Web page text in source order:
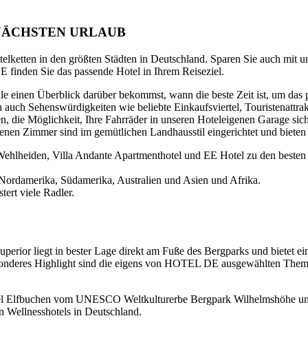
URLAUB
in den größten Städten in Deutschland. Sparen Sie auch mit
Sie das passende Hotel in Ihrem Reiseziel.
einen Überblick darüber bekommst, wann die beste Zeit ist, um
Sehenswürdigkeiten wie beliebte Einkaufsviertel,
die Möglichkeit, Ihre Fahrräder in unseren Hoteleigenen Garage
Zimmer sind im gemütlichen Landhausstil eingerichtet und
Villa Andante Apartmenthotel und EE Hotel zu den
Südamerika, Australien und Asien und Afrika.
viele Radler.
liegt in bester Lage direkt am Fuße des Bergparks und bietet
Highlight sind die eigens von HOTEL DE ausgewählten
vom UNESCO Weltkulturerbe Bergpark Wilhelmshöhe
Wellnesshotels in Deutschland.